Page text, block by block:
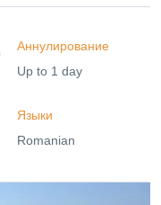
Аннулирование
Up to 1 day
Языки
Romanian